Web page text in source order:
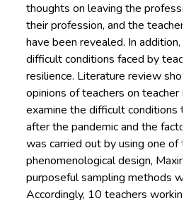
thoughts on leaving the
their profession, and the
have been revealed. In addition,
difficult conditions faced by
resilience. Literature review
opinions of teachers on teacher
examine the difficult conditions
after the pandemic and the
was carried out by using one of
phenomenological design,
purposeful sampling methods
Accordingly, 10 teachers